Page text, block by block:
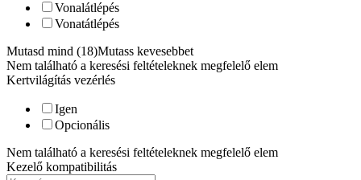
Vonalátlépés
Vonatátlépés
Mutasd mind (18)Mutass kevesebbet
Nem található a keresési feltételeknek megfelelő elem
Kertvilágítás vezérlés
Igen
Opcionális
Nem található a keresési feltételeknek megfelelő elem
Kezelő kompatibilitás